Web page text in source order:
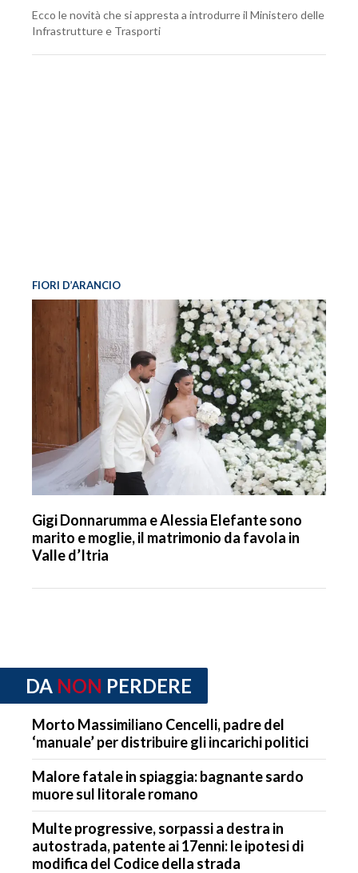
Ecco le novità che si appresta a introdurre il Ministero delle
Infrastrutture e Trasporti
FIORI D’ARANCIO
Gigi Donnarumma e Alessia Elefante sono
marito e moglie, il matrimonio da favola in
Valle d’Itria
DA NON PERDERE
Morto Massimiliano Cencelli, padre del
‘manuale’ per distribuire gli incarichi politici
Malore fatale in spiaggia: bagnante sardo
muore sul litorale romano
Multe progressive, sorpassi a destra in
autostrada, patente ai 17enni: le ipotesi di
modifica del Codice della strada